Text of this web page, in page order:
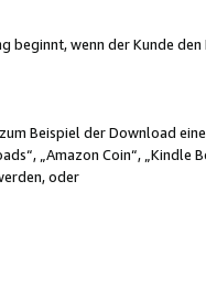
beginnt, wenn der Kunde
Beispiel der Download
„Amazon Coin“, „Kindle
oder